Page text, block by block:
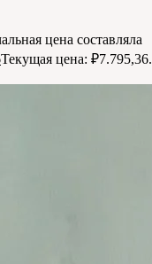
цена составляла
Текущая цена: ₽7.795,36.